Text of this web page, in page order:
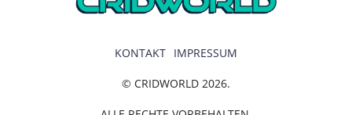
© CRIDWORLD 2026.
KONTAKT IMPRESSUM